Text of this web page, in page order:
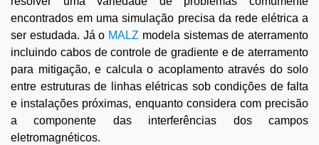
encontrados em uma simulação precisa da rede elétrica a
ser estudada. Já o MALZ modela sistemas de aterramento
incluindo cabos de controle de gradiente e de aterramento
para mitigação, e calcula o acoplamento através do solo
entre estruturas de linhas elétricas sob condições de falta
e instalações próximas, enquanto considera com precisão
a componente das interferências dos campos
eletromagnéticos.